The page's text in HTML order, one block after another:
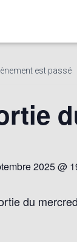
les Évènements
est passé
2025 @
du